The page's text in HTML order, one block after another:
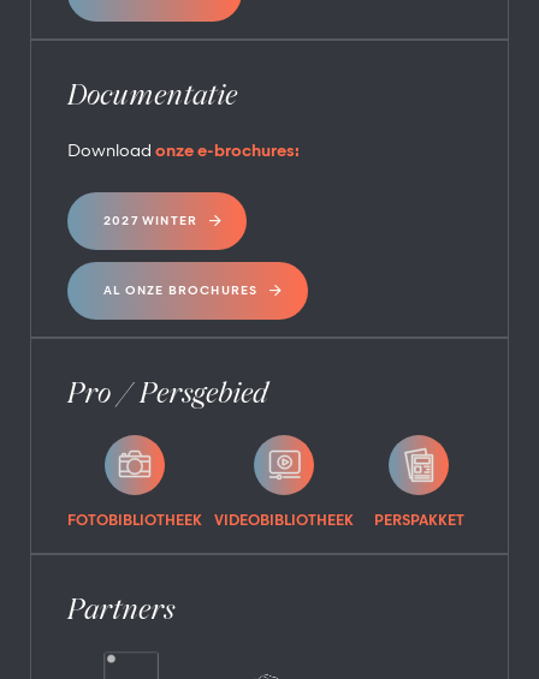
Documentatie
Download onze e-brochures:
2027 WINTER
AL ONZE BROCHURES
Pro / Persgebied
FOTOBIBLIOTHEEK VIDEOBIBLIOTHEEK PERSPAKKET
Partners